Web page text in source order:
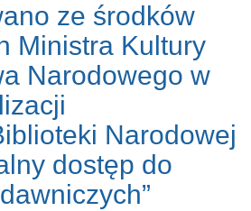
ze środków
Ministra Kultury
Narodowego w
Narodowej
dostęp do